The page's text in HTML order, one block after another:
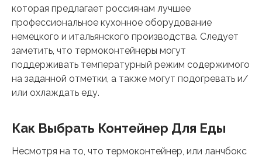
которая предлагает россиянам лучшее
профессиональное кухонное оборудование
немецкого и итальянского производства. Следует
заметить, что термоконтейнеры могут
поддерживать температурный режим содержимого
на заданной отметки, а также могут подогревать и/
или охлаждать еду.
Как Выбрать Контейнер Для Еды
Несмотря на то, что термоконтейнер, или ланчбокс